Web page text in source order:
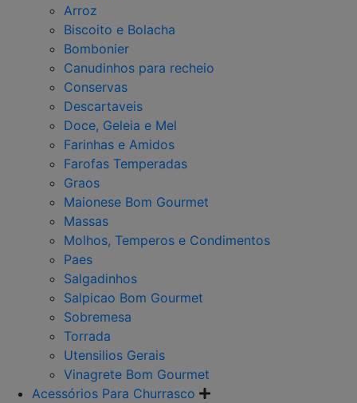
Arroz
Biscoito e Bolacha
Bombonier
Canudinhos para recheio
Conservas
Descartaveis
Doce, Geleia e Mel
Farinhas e Amidos
Farofas Temperadas
Graos
Maionese Bom Gourmet
Massas
Molhos, Temperos e Condimentos
Paes
Salgadinhos
Salpicao Bom Gourmet
Sobremesa
Torrada
Utensilios Gerais
Vinagrete Bom Gourmet
Acessórios Para Churrasco